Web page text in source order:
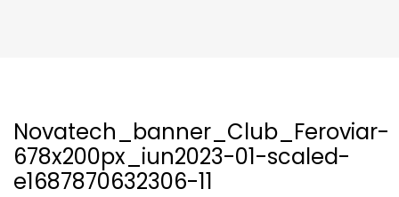
Novatech_banner_Club_Feroviar-
678x200px_iun2023-01-scaled-
e1687870632306-11